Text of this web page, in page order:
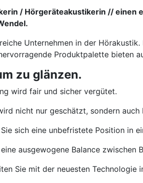
/ Hörgeräteakustikerin //
Unternehmen in der
Produktpalette bieten
zu glänzen.
wird fair und sicher vergütet.
nicht nur geschätzt, sondern auch
sich eine unbefristete Position in
ausgewogene Balance zwischen
Sie mit der neuesten Technologie